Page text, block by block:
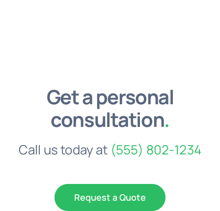
Get a personal
consultation.
Call us today at (555) 802-1234
Request a Quote